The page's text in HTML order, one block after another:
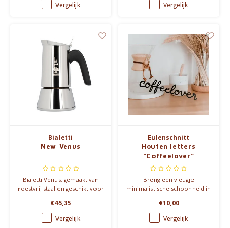
Vergelijk
mee uit.
Vergelijk
Bialetti
New Venus
Bialetti Venus, gemaakt van
roestvrij staal en geschikt voor
- 170ml, 235ml en 450ml
€45,35
Vergelijk
Eulenschnitt
Houten letters
"Coffeelover"
Breng een vleugje
minimalistische schoonheid in
"Coffeelover" decoratie,
perfect voor je koffiehoek of
als bijzonder cadeau.
€10,00
Vergelijk